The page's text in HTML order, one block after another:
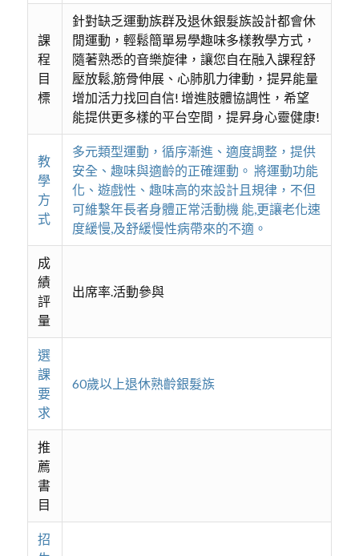
課
程
目
標
針對缺乏運動族群及退休銀髮族設計都會休
閒運動，輕鬆簡單易學趣味多樣教學方式，
隨著熟悉的音樂旋律，讓您自在融入課程舒
壓放鬆,筋骨伸展、心肺肌力律動，提昇能量
增加活力找回自信! 增進肢體協調性，希望
能提供更多樣的平台空間，提昇身心靈健康!
教
學
方
式
多元類型運動，循序漸進、適度調整，提供
安全、趣味與適齡的正確運動。 將運動功能
化、遊戲性、趣味高的來設計且規律，不但
可維繫年長者身體正常活動機 能,更讓老化速
度緩慢,及舒緩慢性病帶來的不適。
成
績
評
量
出席率.活動參與
選
課
要
求
60歲以上退休熟齡銀髮族
推
薦
書
目
招